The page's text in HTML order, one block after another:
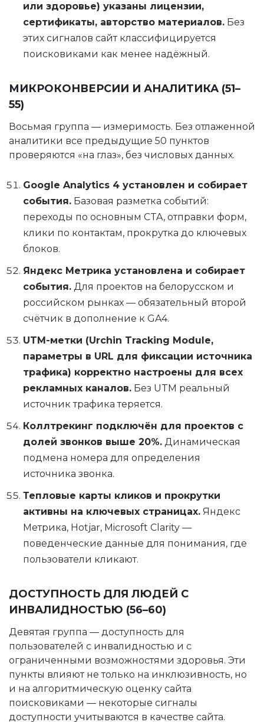
или здоровье) указаны лицензии,
сертификаты, авторство материалов. Без
этих сигналов сайт классифицируется
поисковиками как менее надёжный.
МИКРОКОНВЕРСИИ И АНАЛИТИКА (51–
55)
Восьмая группа — измеримость. Без отлаженной
аналитики все предыдущие 50 пунктов
проверяются «на глаз», без числовых данных.
Google Analytics 4 установлен и собирает
события. Базовая разметка событий:
переходы по основным CTA, отправки форм,
клики по контактам, прокрутка до ключевых
блоков.
Яндекс Метрика установлена и собирает
события. Для проектов на белорусском и
российском рынках — обязательный второй
счётчик в дополнение к GA4.
UTM-метки (Urchin Tracking Module,
параметры в URL для фиксации источника
трафика) корректно настроены для всех
рекламных каналов. Без UTM реальный
источник трафика теряется.
Коллтрекинг подключён для проектов с
долей звонков выше 20%. Динамическая
подмена номера для определения
источника звонка.
Тепловые карты кликов и прокрутки
активны на ключевых страницах. Яндекс
Метрика, Hotjar, Microsoft Clarity —
поведенческие данные для понимания, где
пользователи кликают.
ДОСТУПНОСТЬ ДЛЯ ЛЮДЕЙ С
ИНВАЛИДНОСТЬЮ (56–60)
Девятая группа — доступность для
пользователей с инвалидностью и с
ограниченными возможностями здоровья. Эти
пункты влияют не только на инклюзивность, но
и на алгоритмическую оценку сайта
поисковиками — некоторые сигналы
доступности учитываются в качестве сайта.